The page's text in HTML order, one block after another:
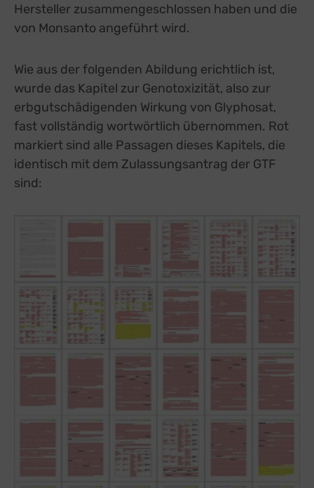
Hersteller zusammengeschlossen haben und die
von Monsanto angeführt wird.
Wie aus der folgenden Abildung erichtlich ist,
wurde das Kapitel zur Genotoxizität, also zur
erbgutschädigenden Wirkung von Glyphosat,
fast vollständig wortwörtlich übernommen. Rot
markiert sind alle Passagen dieses Kapitels, die
identisch mit dem Zulassungsantrag der GTF
sind: